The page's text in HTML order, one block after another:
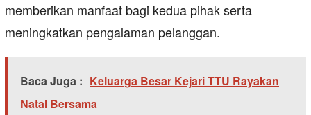
memberikan manfaat bagi kedua pihak serta
meningkatkan pengalaman pelanggan.
Baca Juga : Keluarga Besar Kejari TTU Rayakan
Natal Bersama